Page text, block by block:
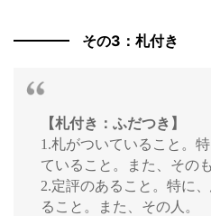
その3：札付き
【札付き：ふだつき】
1.札がついていること。
ていること。また、そのも
2.定評のあること。特に
ること。また、その人。